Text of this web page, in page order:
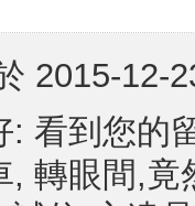
2015-12-
: 看到您的
, 轉眼間,